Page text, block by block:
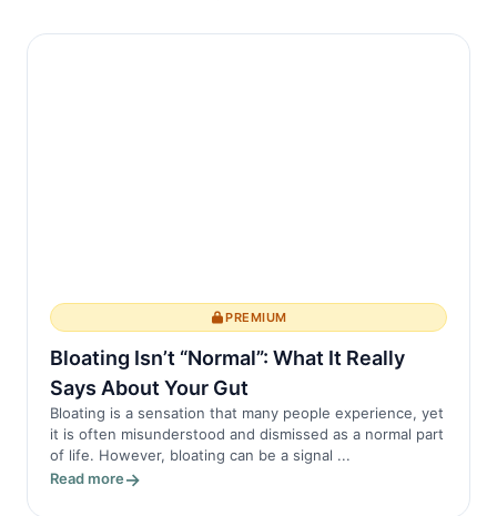
kötü ...
PREMIUM
Bloating Isn’t “Normal”: What It Really
Says About Your Gut
Bloating is a sensation that many people experience, yet
it is often misunderstood and dismissed as a normal part
of life. However, bloating can be a signal ...
Read more